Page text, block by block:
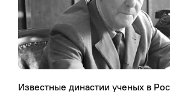
Известные династии ученых в